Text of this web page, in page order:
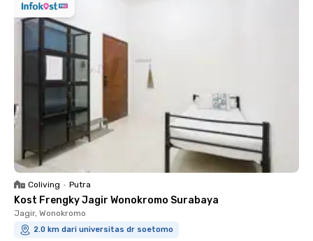
Coliving • Putra
Kost Frengky Jagir Wonokromo Surabaya
Jagir, Wonokromo
2.0 km dari universitas dr soetomo